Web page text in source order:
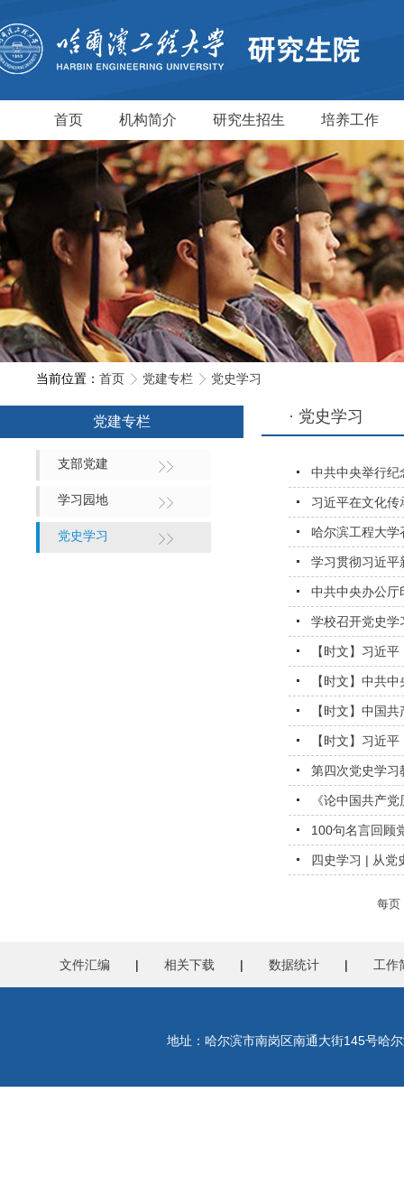
首页 机构简介 研究生招生 培养工作
当前位置： 首页 党建专栏 党史学习
党建专栏
支部党建
学习园地
党史学习
· 党史学习
中共中央举行纪
习近平在文化
哈尔滨工程大学
学习贯彻习近平
中共中央办公厅
学校召开党史学
【时文】习近
【时文】中共
【时文】中国
【时文】习近
第四次党史学习
《论中国共产
100句名言回顾
四史学习 | 从党
每页
文件汇编 | 相关下载 | 数据统计 | 工作
地址：哈尔滨市南岗区南通大街145号哈